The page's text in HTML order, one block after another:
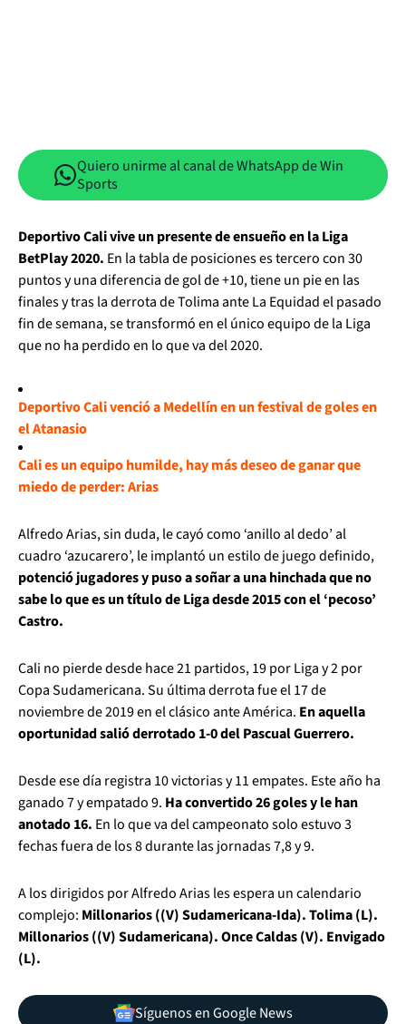
Quiero unirme al canal de WhatsApp de Win
Sports
Deportivo Cali vive un presente de ensueño en la Liga
BetPlay 2020. En la tabla de posiciones es tercero con 30
puntos y una diferencia de gol de +10, tiene un pie en las
finales y tras la derrota de Tolima ante La Equidad el pasado
fin de semana, se transformó en el único equipo de la Liga
que no ha perdido en lo que va del 2020.
Deportivo Cali venció a Medellín en un festival de goles en
el Atanasio
Cali es un equipo humilde, hay más deseo de ganar que
miedo de perder: Arias
Alfredo Arias, sin duda, le cayó como ‘anillo al dedo’ al
cuadro ‘azucarero’, le implantó un estilo de juego definido,
potenció jugadores y puso a soñar a una hinchada que no
sabe lo que es un título de Liga desde 2015 con el ‘pecoso’
Castro.
Cali no pierde desde hace 21 partidos, 19 por Liga y 2 por
Copa Sudamericana. Su última derrota fue el 17 de
noviembre de 2019 en el clásico ante América. En aquella
oportunidad salió derrotado 1-0 del Pascual Guerrero.
Desde ese día registra 10 victorias y 11 empates. Este año ha
ganado 7 y empatado 9. Ha convertido 26 goles y le han
anotado 16. En lo que va del campeonato solo estuvo 3
fechas fuera de los 8 durante las jornadas 7,8 y 9.
A los dirigidos por Alfredo Arias les espera un calendario
complejo: Millonarios ((V) Sudamericana-Ida). Tolima (L).
Millonarios ((V) Sudamericana). Once Caldas (V). Envigado
(L).
Síguenos en Google News